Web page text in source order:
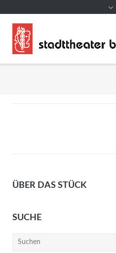
ÜBER DAS STÜCK
SUCHE
Suchen